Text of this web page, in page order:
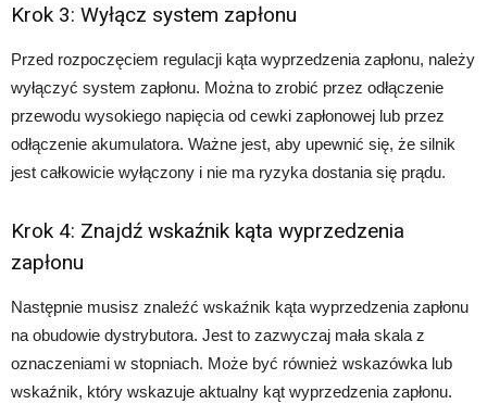
Krok 3: Wyłącz system zapłonu
Przed rozpoczęciem regulacji kąta wyprzedzenia zapłonu, należy
wyłączyć system zapłonu. Można to zrobić przez odłączenie
przewodu wysokiego napięcia od cewki zapłonowej lub przez
odłączenie akumulatora. Ważne jest, aby upewnić się, że silnik
jest całkowicie wyłączony i nie ma ryzyka dostania się prądu.
Krok 4: Znajdź wskaźnik kąta wyprzedzenia
zapłonu
Następnie musisz znaleźć wskaźnik kąta wyprzedzenia zapłonu
na obudowie dystrybutora. Jest to zazwyczaj mała skala z
oznaczeniami w stopniach. Może być również wskazówka lub
wskaźnik, który wskazuje aktualny kąt wyprzedzenia zapłonu.